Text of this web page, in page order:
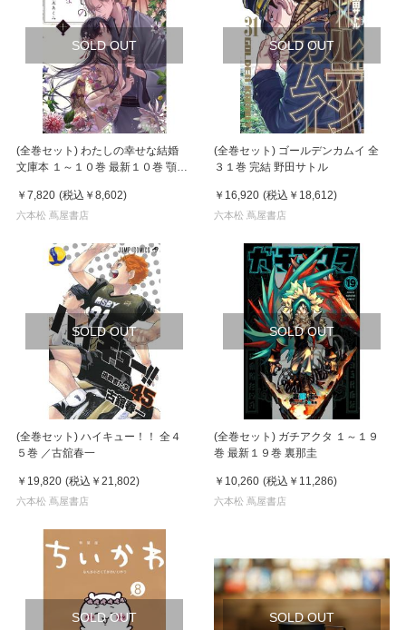
SOLD OUT
(全巻セット) わたしの幸せな結婚
文庫本 １～１０巻 最新１０巻 顎木
￥7,820 (税込 ￥8,602)
六本松 蔦屋書店
SOLD OUT
(全巻セット) ゴールデンカムイ 全
３１巻 完結 野田サトル
￥16,920 (税込 ￥18,612)
六本松 蔦屋書店
SOLD OUT
(全巻セット) ハイキュー！！ 全４
５巻 ／古舘春一
￥19,820 (税込 ￥21,802)
六本松 蔦屋書店
SOLD OUT
(全巻セット) ガチアクタ １～１９
巻 最新１９巻 裏那圭
￥10,260 (税込 ￥11,286)
六本松 蔦屋書店
SOLD OUT SOLD OUT